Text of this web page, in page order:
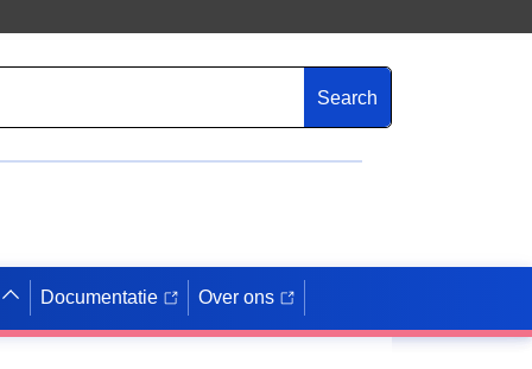
Search
Documentatie Over ons